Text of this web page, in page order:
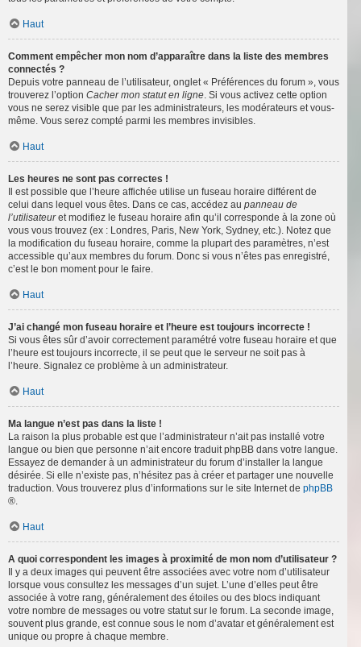
Haut
Comment empêcher mon nom d’apparaître dans la liste des membres
connectés ?
Depuis votre panneau de l’utilisateur, onglet « Préférences du forum », vous
trouverez l’option Cacher mon statut en ligne. Si vous activez cette option
vous ne serez visible que par les administrateurs, les modérateurs et vous-
même. Vous serez compté parmi les membres invisibles.
Haut
Les heures ne sont pas correctes !
Il est possible que l’heure affichée utilise un fuseau horaire différent de
celui dans lequel vous êtes. Dans ce cas, accédez au panneau de
l’utilisateuret modifiez le fuseau horaire afin qu’il corresponde à la zone où
vous vous trouvez (ex : Londres, Paris, New York, Sydney, etc.). Notez que
la modification du fuseau horaire, comme la plupart des paramètres, n’est
accessible qu’aux membres du forum. Donc si vous n’êtes pas enregistré,
c’est le bon moment pour le faire.
Haut
J’ai changé mon fuseau horaire et l’heure est toujours incorrecte !
Si vous êtes sûr d’avoir correctement paramétré votre fuseau horaire et que
l’heure est toujours incorrecte, il se peut que le serveur ne soit pas à
l’heure. Signalez ce problème à un administrateur.
Haut
Ma langue n’est pas dans la liste !
La raison la plus probable est que l’administrateur n’ait pas installé votre
langue ou bien que personne n’ait encore traduit phpBB dans votre langue.
Essayez de demander à un administrateur du forum d’installer la langue
désirée. Si elle n’existe pas, n’hésitez pas à créer et partager une nouvelle
traduction. Vous trouverez plus d’informations sur le site Internet de phpBB
®.
Haut
A quoi correspondent les images à proximité de mon nom d’utilisateur ?
Il y a deux images qui peuvent être associées avec votre nom d’utilisateur
lorsque vous consultez les messages d’un sujet. L’une d’elles peut être
associée à votre rang, généralement des étoiles ou des blocs indiquant
votre nombre de messages ou votre statut sur le forum. La seconde image,
souvent plus grande, est connue sous le nom d’avatar et généralement est
unique ou propre à chaque membre.